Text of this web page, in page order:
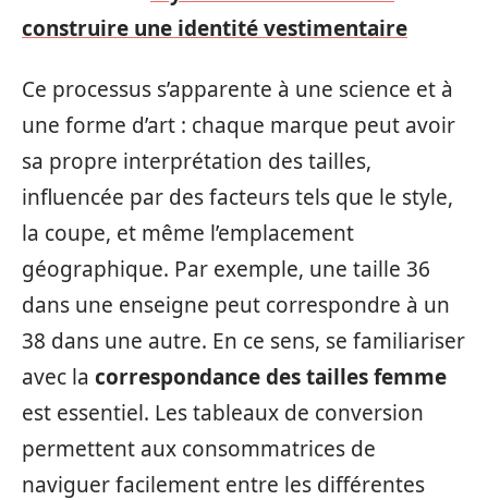
construire une identité vestimentaire
Ce processus s’apparente à une science et à
une forme d’art : chaque marque peut avoir
sa propre interprétation des tailles,
influencée par des facteurs tels que le style,
la coupe, et même l’emplacement
géographique. Par exemple, une taille 36
dans une enseigne peut correspondre à un
38 dans une autre. En ce sens, se familiariser
avec la correspondance des tailles femme
est essentiel. Les tableaux de conversion
permettent aux consommatrices de
naviguer facilement entre les différentes